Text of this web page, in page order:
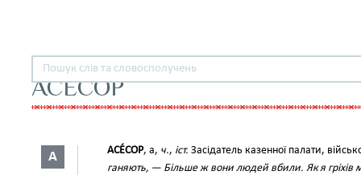
АСЕСОР
А АСЕ́СОР, а, ч., іст. Засідатель казенної палати,
ганяють, — Більше ж вони людей вбили. Як я гріхів